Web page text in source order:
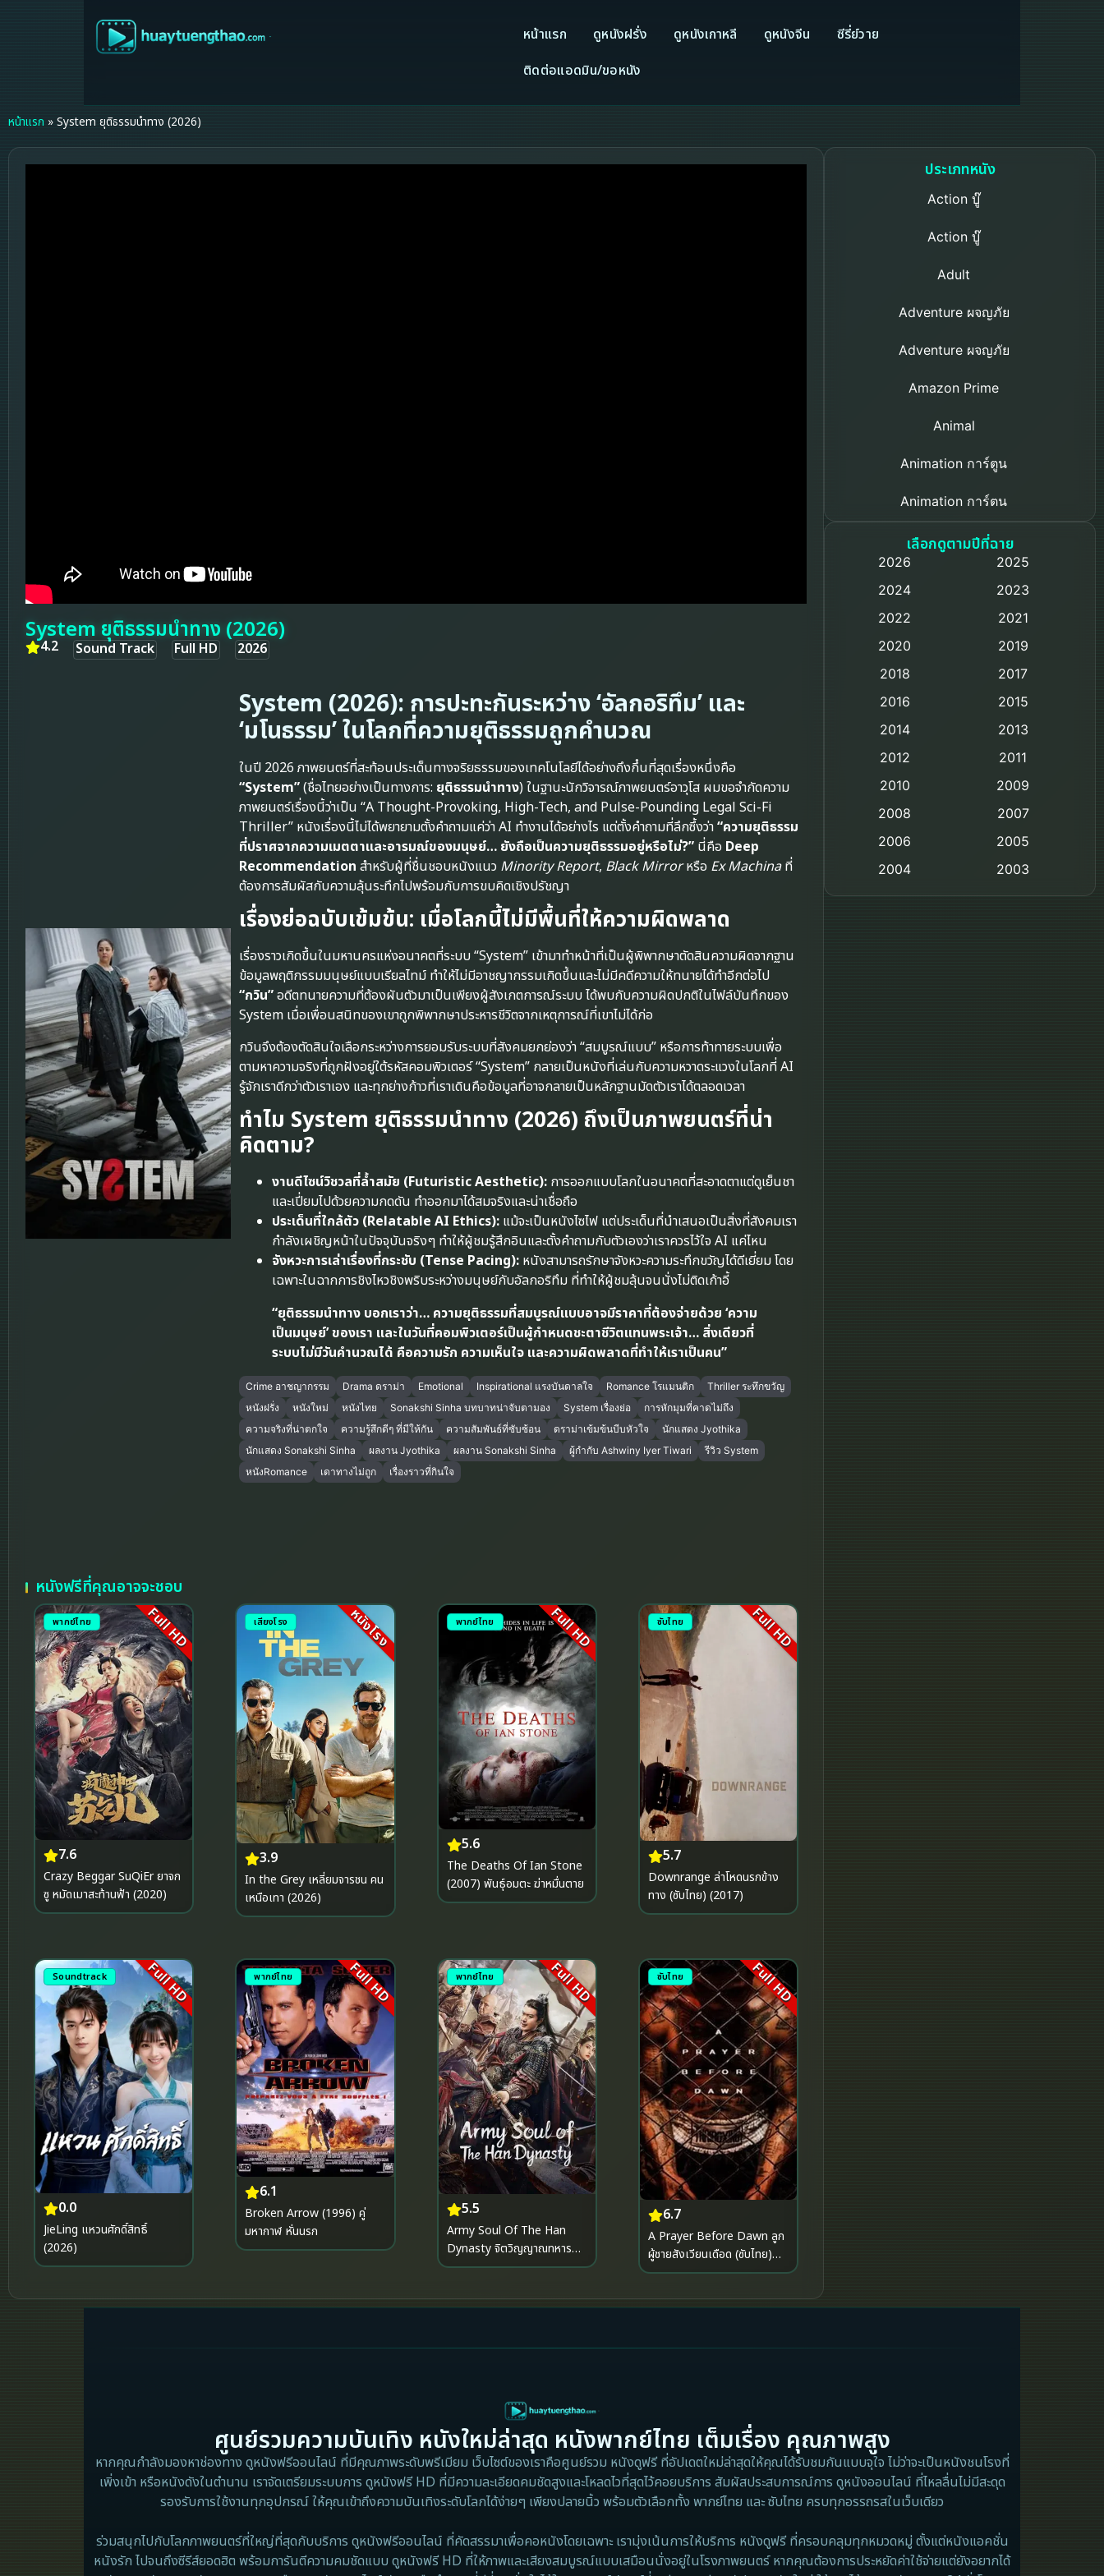
หน้าแรก ดูหนังฝรั่ง ดูหนังเกาหลี ดูหนังจีน
ซีรี่ย์วาย
ติดต่อแอดมิน/ขอหนัง
หน้าแรก » System ยุติธรรมนำทาง (2026)
System ยุติธรรมนำทาง (2026)
4.2 Sound Track Full HD 2026
System (2026): การปะทะกันระหว่าง ‘อัลกอริทึม’ และ
‘มโนธรรม’ ในโลกที่ความยุติธรรมถูกคำนวณ
ในปี 2026 ภาพยนตร์ที่สะท้อนประเด็นทางจริยธรรมของเทคโนโลยีได้อย่างถึงกึ๋นที่สุดเรื่องหนึ่งคือ
“System”(ชื่อไทยอย่างเป็นทางการ: ยุติธรรมนำทาง) ในฐานะนักวิจารณ์ภาพยนตร์อาวุโส ผมขอจำกัดความ
ภาพยนตร์เรื่องนี้ว่าเป็น “A Thought-Provoking, High-Tech, and Pulse-Pounding Legal Sci-Fi
Thriller” หนังเรื่องนี้ไม่ได้พยายามตั้งคำถามแค่ว่า AI ทำงานได้อย่างไร แต่ตั้งคำถามที่ลึกซึ้งว่า“ความยุติธรรม
ที่ปราศจากความเมตตาและอารมณ์ของมนุษย์… ยังถือเป็นความยุติธรรมอยู่หรือไม่?” นี่คือ Deep
Recommendation สำหรับผู้ที่ชื่นชอบหนังแนว Minority Report, Black Mirrorหรือ Ex Machinaที่
ต้องการสัมผัสกับความลุ้นระทึกไปพร้อมกับการขบคิดเชิงปรัชญา
เรื่องย่อฉบับเข้มข้น: เมื่อโลกนี้ไม่มีพื้นที่ให้ความผิดพลาด
เรื่องราวเกิดขึ้นในมหานครแห่งอนาคตที่ระบบ “System” เข้ามาทำหน้าที่เป็นผู้พิพากษาตัดสินความผิดจากฐาน
ข้อมูลพฤติกรรมมนุษย์แบบเรียลไทม์ ทำให้ไม่มีอาชญากรรมเกิดขึ้นและไม่มีคดีความให้ทนายได้ทำอีกต่อไป
“กวิน”อดีตทนายความที่ต้องผันตัวมาเป็นเพียงผู้สังเกตการณ์ระบบ ได้พบกับความผิดปกติในไฟล์บันทึกของ
System เมื่อเพื่อนสนิทของเขาถูกพิพากษาประหารชีวิตจากเหตุการณ์ที่เขาไม่ได้ก่อ
กวินจึงต้องตัดสินใจเลือกระหว่างการยอมรับระบบที่สังคมยกย่องว่า “สมบูรณ์แบบ” หรือการท้าทายระบบเพื่อ
ตามหาความจริงที่ถูกฝังอยู่ใต้รหัสคอมพิวเตอร์ “System” กลายเป็นหนังที่เล่นกับความหวาดระแวงในโลกที่ AI
รู้จักเราดีกว่าตัวเราเอง และทุกย่างก้าวที่เราเดินคือข้อมูลที่อาจกลายเป็นหลักฐานมัดตัวเราได้ตลอดเวลา
ทำไม System ยุติธรรมนำทาง (2026) ถึงเป็นภาพยนตร์ที่น่า
คิดตาม?
งานดีไซน์วิชวลที่ล้ำสมัย (Futuristic Aesthetic): การออกแบบโลกในอนาคตที่สะอาดตาแต่ดูเย็นชา
และเปี่ยมไปด้วยความกดดัน ทำออกมาได้สมจริงและน่าเชื่อถือ
ประเด็นที่ใกล้ตัว (Relatable AI Ethics): แม้จะเป็นหนังไซไฟ แต่ประเด็นที่นำเสนอเป็นสิ่งที่สังคมเรา
กำลังเผชิญหน้าในปัจจุบันจริงๆ ทำให้ผู้ชมรู้สึกอินและตั้งคำถามกับตัวเองว่าเราควรไว้ใจ AI แค่ไหน
จังหวะการเล่าเรื่องที่กระชับ (Tense Pacing): หนังสามารถรักษาจังหวะความระทึกขวัญได้ดีเยี่ยม โดย
เฉพาะในฉากการชิงไหวชิงพริบระหว่างมนุษย์กับอัลกอริทึม ที่ทำให้ผู้ชมลุ้นจนนั่งไม่ติดเก้าอี้
“ยุติธรรมนำทาง บอกเราว่า… ความยุติธรรมที่สมบูรณ์แบบอาจมีราคาที่ต้องจ่ายด้วย ‘ความ
เป็นมนุษย์’ ของเรา และในวันที่คอมพิวเตอร์เป็นผู้กำหนดชะตาชีวิตแทนพระเจ้า… สิ่งเดียวที่
ระบบไม่มีวันคำนวณได้ คือความรัก ความเห็นใจ และความผิดพลาดที่ทำให้เราเป็นคน”
Crime อาชญากรรม Drama ดราม่า Emotional Inspirational แรงบันดาลใจ Romance โรแมนติก
Thriller ระทึกขวัญ
หนังฝรั่ง
หนังใหม่ หนังไทย Sonakshi Sinha บทบาทน่าจับตามอง System เรื่องย่อ
การหักมุมที่คาดไม่ถึง
ความจริงที่น่าตกใจ
ความรู้สึกดีๆ ที่มีให้กัน ความสัมพันธ์ที่ซับซ้อน ดราม่าเข้มข้นบีบหัวใจ
นักแสดง Jyothika
นักแสดง Sonakshi Sinha
ผลงาน Jyothika ผลงาน Sonakshi Sinha ผู้กำกับ Ashwiny Iyer Tiwari
รีวิว System
หนังRomance
เดาทางไม่ถูก เรื่องราวที่กินใจ
หนังฟรีที่คุณอาจจะชอบ
พากย์ไทย Full HD
7.6
Crazy Beggar SuQiEr ยาจก
ซู หมัดเมาสะท้านฟ้า (2020)
เสียงโรง หนังโรง
3.9
In the Grey เหลี่ยมจารชน คน
เหนือเทา (2026)
พากย์ไทย Full HD
5.6
The Deaths Of Ian Stone
(2007) พันธุ์อมตะ ฆ่าหมื่นตาย
ซับไทย Full HD
5.7
Downrange ล่าโหดนรกข้าง
ทาง (ซับไทย) (2017)
Soundtrack Full HD
0.0
JieLing แหวนศักดิ์สิทธิ์
(2026)
พากย์ไทย Full HD
6.1
Broken Arrow (1996) คู่
มหากาฬ หั่นนรก
พากย์ไทย Full HD
5.5
Army Soul Of The Han
Dynasty จิตวิญญาณทหาร
แห่งราชวงศ์ฮัน (2022)
ซับไทย Full HD
6.7
A Prayer Before Dawn ลูก
ผู้ชายสังเวียนเดือด (ซับไทย)
(2018)
ประเภทหนัง
Action บู๊
Action บู๊
Adult
Adventure ผจญภัย
Adventure ผจญภัย
Amazon Prime
Animal
Animation การ์ตูน
Animation การ์ตูน
Based on a True Story เรื่องจริง
Biography ชีวิตจริง
Black Comedy
Crime อาชญากรรม
Crime อาชญากรรม
Military
MONOMAX
Monster
เลือกดูตามปีที่ฉาย
2026
2025
2024
2023
2022
2021
2020
2019
2018
2017
2016
2015
2014
2013
2012
2011
2010
2009
2008
2007
2006
2005
2004
2003
2002
2000
ศูนย์รวมความบันเทิง หนังใหม่ล่าสุด หนังพากย์ไทย เต็มเรื่อง คุณภาพสูง
หากคุณกำลังมองหาช่องทาง ดูหนังฟรีออนไลน์ ที่มีคุณภาพระดับพรีเมียม เว็บไซต์ของเราคือศูนย์รวม หนังดูฟรี ที่อัปเดตใหม่ล่าสุดให้คุณได้รับชมกันแบบจุใจ ไม่ว่าจะเป็นหนังชนโรงที่
เพิ่งเข้า หรือหนังดังในตำนาน เราจัดเตรียมระบบการ ดูหนังฟรี HD ที่มีความละเอียดคมชัดสูงและโหลดไวที่สุดไว้คอยบริการ สัมผัสประสบการณ์การ ดูหนังออนไลน์ ที่ไหลลื่นไม่มีสะดุด
รองรับการใช้งานทุกอุปกรณ์ ให้คุณเข้าถึงความบันเทิงระดับโลกได้ง่ายๆ เพียงปลายนิ้ว พร้อมตัวเลือกทั้ง พากย์ไทย และ ซับไทย ครบทุกอรรถรสในเว็บเดียว
ร่วมสนุกไปกับโลกภาพยนตร์ที่ใหญ่ที่สุดกับบริการ ดูหนังฟรีออนไลน์ ที่คัดสรรมาเพื่อคอหนังโดยเฉพาะ เรามุ่งเน้นการให้บริการ หนังดูฟรี ที่ครอบคลุมทุกหมวดหมู่ ตั้งแต่หนังแอคชั่น
หนังรัก ไปจนถึงซีรีส์ยอดฮิต พร้อมการันตีความคมชัดแบบ ดูหนังฟรี HD ที่ให้ภาพและเสียงสมบูรณ์แบบเสมือนนั่งอยู่ในโรงภาพยนตร์ หากคุณต้องการประหยัดค่าใช้จ่ายแต่ยังอยากได้